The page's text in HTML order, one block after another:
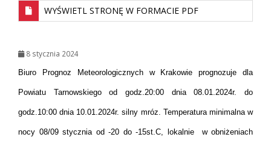
WYŚWIETL STRONĘ W FORMACIE PDF
8 stycznia 2024
Biuro Prognoz Meteorologicznych w Krakowie prognozuje dla
Powiatu Tarnowskiego od godz.20:00 dnia 08.01.2024r. do
godz.10:00 dnia 10.01.2024r. silny mróz. Temperatura minimalna w
nocy 08/09 stycznia od -20 do -15st.C, lokalnie w obniżeniach